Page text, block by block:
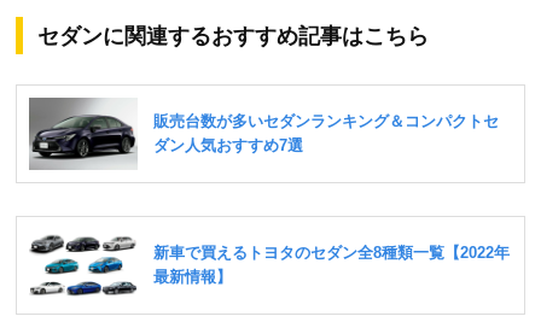
セダンに関連するおすすめ記事はこちら